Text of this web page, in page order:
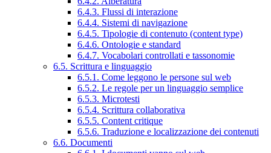
6.4.3. Flussi di interazione
6.4.4. Sistemi di navigazione
6.4.5. Tipologie di contenuto (content type)
6.4.6. Ontologie e standard
6.4.7. Vocabolari controllati e tassonomie
6.5. Scrittura e linguaggio
6.5.1. Come leggono le persone sul web
6.5.2. Le regole per un linguaggio semplice
6.5.3. Microtesti
6.5.4. Scrittura collaborativa
6.5.5. Content critique
6.5.6. Traduzione e localizzazione dei contenuti
6.6. Documenti